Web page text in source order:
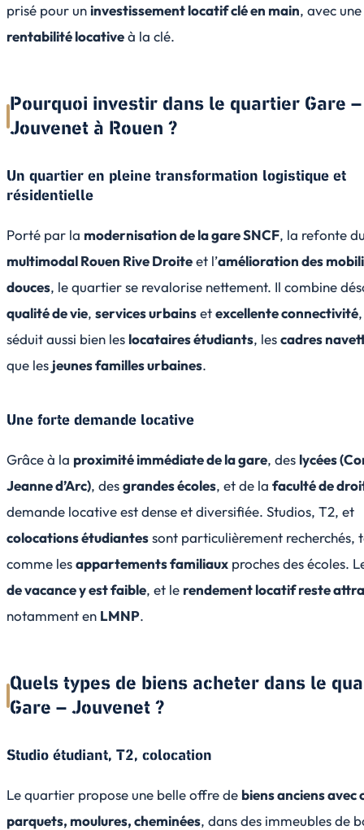
prisé pour uninvestissement locatif clé en main, avec une
rentabilité locativeà la clé.
Pourquoi investir dans le quartier Gare –
Jouvenet à Rouen ?
Un quartier en pleine transformation logistique et
résidentielle
Porté par la modernisation de la gare SNCF, la refonte
multimodal Rouen Rive Droiteet l’amélioration des
douces, le quartier se revalorise nettement. Il combine
qualité de vie, services urbainsetexcellente connectivité
séduit aussi bien les locataires étudiants, lescadres
que les jeunes familles urbaines.
Une forte demande locative
Grâce à la proximité immédiate de la gare, des lycées
Jeanne d’Arc), desgrandes écoles, et de la faculté de
demande locative est dense et diversifiée. Studios, T2, et
colocations étudiantessont particulièrement recherchés,
comme lesappartements familiaux proches des écoles.
de vacance y est faible, et le rendement locatif reste
notamment en LMNP.
Quels types de biens acheter dans le
Gare – Jouvenet ?
Studio étudiant, T2, colocation
Le quartier propose une belle offre de biens anciens avec
parquets, moulures, cheminées, dans des immeubles de